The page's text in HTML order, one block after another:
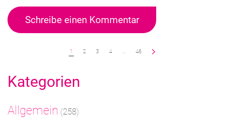
Schreibe einen Kommentar
1 2 3 4 … 46
Kategorien
Allgemein (258)